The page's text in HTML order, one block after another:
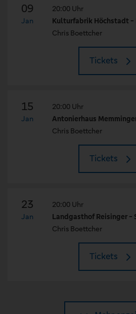
09
Jan
20:00 Uhr
Kulturfabrik Höchstadt -
Chris Boettcher
Tickets
15
Jan
20:00 Uhr
Antonierhaus
Chris Boettcher
Tickets
23
Jan
20:00 Uhr
Landgasthof Reisinger -
Chris Boettcher
Tickets